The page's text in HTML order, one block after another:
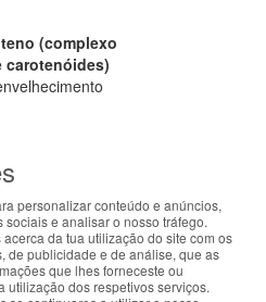
(complexo
carotenóides)
muito
e mácula).
é um péptido
por três
about your visit using
personalizar conteúdo e anúncios,
e analisar o nosso tráfego.
da tua utilização do site com os
de publicidade e de análise, que as
que lhes forneceste ou
utilização dos respetivos serviços.